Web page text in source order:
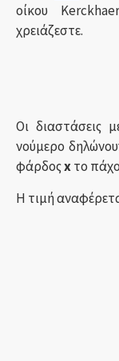
οίκου
χρειάζεστε.
Οι διαστάσεις
νούμερο
φάρδοςxτο
Η τιμή